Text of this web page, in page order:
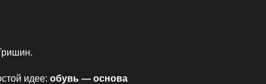
идее: обувь — основа